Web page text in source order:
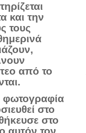
και την
τους
από το
φωτογραφία
στο
στο